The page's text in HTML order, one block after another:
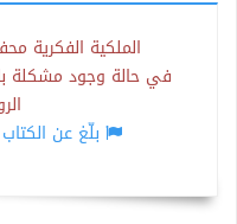
الملكية الفكرية
في حالة وجود مشكلة
بلّغ عن الكتاب